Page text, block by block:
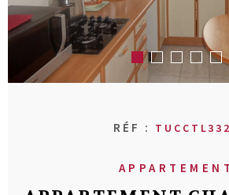
RÉF :
APPARTEMENT